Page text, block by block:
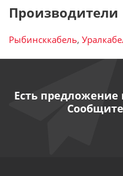
Производители
Рыбинсккабель,
Есть предложение